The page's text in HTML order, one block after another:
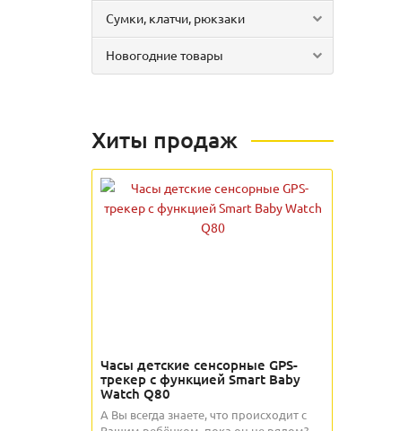
Сумки, клатчи, рюкзаки
Новогодние товары
Хиты продаж
Часы детские сенсорные GPS-
трекер с функцией Smart Baby
Watch Q80
А Вы всегда знаете, что происходит с